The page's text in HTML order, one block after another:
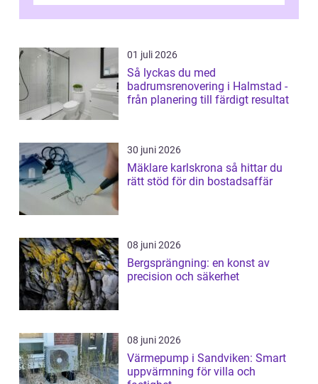
granna...
01 juli 2026
Så lyckas du med
badrumsrenovering i Halmstad -
från planering till färdigt resultat
30 juni 2026
Mäklare karlskrona så hittar du
rätt stöd för din bostadsaffär
08 juni 2026
Bergsprängning: en konst av
precision och säkerhet
08 juni 2026
Värmepump i Sandviken: Smart
uppvärmning för villa och